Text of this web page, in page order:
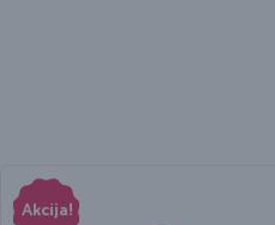
Akcija!